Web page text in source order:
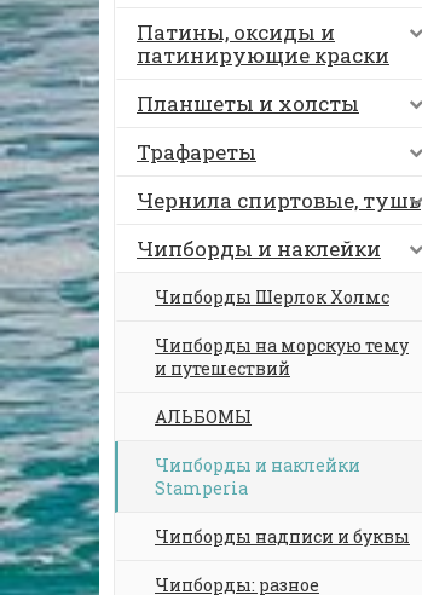
Патины, оксиды и
патинирующие краски
Планшеты и холсты
Трафареты
Чернила спиртовые, тушь
Чипборды и наклейки
Чипборды Шерлок Холмс
Чипборды на морскую тему
и путешествий
АЛЬБОМЫ
Чипборды и наклейки
Stamperia
Чипборды надписи и буквы
Чипборды: разное